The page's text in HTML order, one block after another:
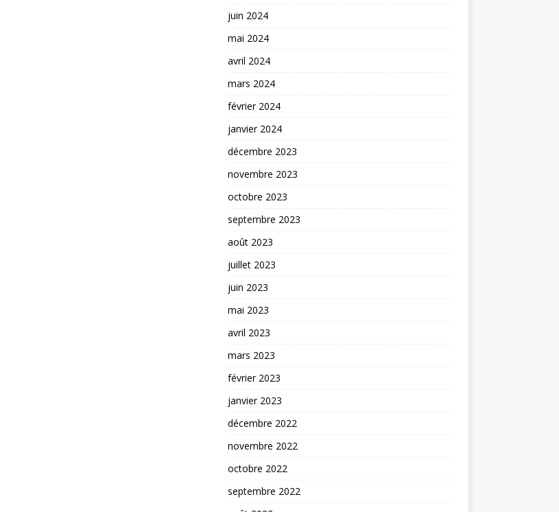
juin 2024
mai 2024
avril 2024
mars 2024
février 2024
janvier 2024
décembre 2023
novembre 2023
octobre 2023
septembre 2023
août 2023
juillet 2023
juin 2023
mai 2023
avril 2023
mars 2023
février 2023
janvier 2023
décembre 2022
novembre 2022
octobre 2022
septembre 2022